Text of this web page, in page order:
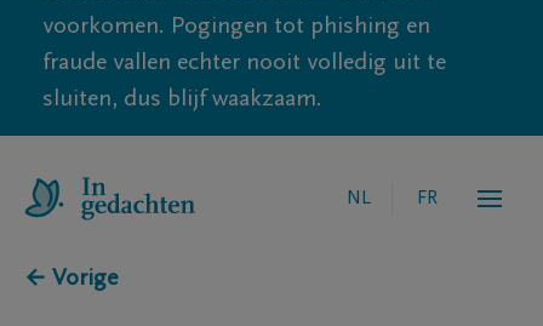
voorkomen. Pogingen tot phishing en
fraude vallen echter nooit volledig uit te
sluiten, dus blijf waakzaam.
NL FR
← Vorige